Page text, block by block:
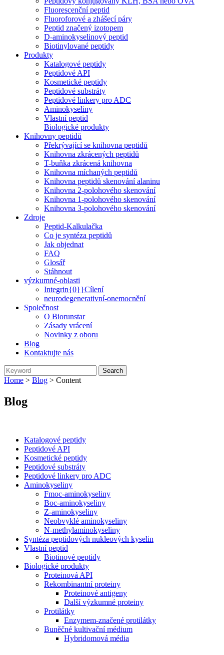
Fluorescenční peptid
Fluoroforové a zhášecí páry
Peptid značený izotopem
D-aminokyselinový peptid
Biotinylované peptidy
Produkty
Katalogové peptidy
Peptidové API
Kosmetické peptidy
Peptidové substráty
Peptidové linkery pro ADC
Aminokyseliny
Vlastní peptid
Biologické produkty
Knihovny peptidů
Překrývající se knihovna peptidů
Knihovna zkrácených peptidů
T-buňka zkrácená knihovna
Knihovna míchaných peptidů
Knihovna peptidů skenování alaninu
Knihovna 2-polohového skenování
Knihovna 1-polohového skenování
Knihovna 3-polohového skenování
Zdroje
Peptid-Kalkulačka
Co je syntéza peptidů
Jak objednat
FAQ
Glosář
Stáhnout
výzkumné-oblasti
Integrin{0}}Cílení
neurodegenerativní-onemocnění
Společnost
O Biorunstar
Zásady vrácení
Novinky z oboru
Blog
Kontaktujte nás
Home > Blog > Content
Blog
Katalogové peptidy
Peptidové API
Kosmetické peptidy
Peptidové substráty
Peptidové linkery pro ADC
Aminokyseliny
Fmoc-aminokyseliny
Boc-aminokyseliny
Z-aminokyseliny
Neobvyklé aminokyseliny
N-methylaminokyseliny
Syntéza peptidových nukleových kyselin
Vlastní peptid
Biotinové peptidy
Biologické produkty
Proteinová API
Rekombinantní proteiny
Proteinové antigeny
Další výzkumné proteiny
Protilátky
Enzymem-značené protilátky
Buněčné kultivační médium
Hybridomová média